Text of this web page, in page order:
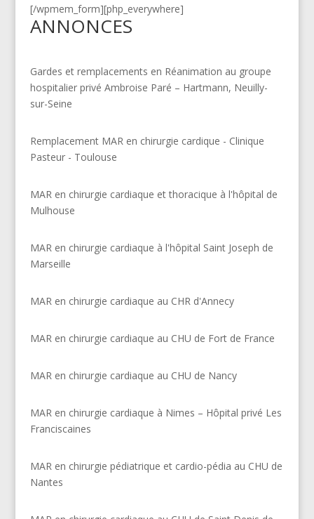
[/wpmem_form][php_everywhere]
ANNONCES
Gardes et remplacements en Réanimation au groupe
hospitalier privé Ambroise Paré – Hartmann, Neuilly-
sur-Seine
Remplacement MAR en chirurgie cardique - Clinique
Pasteur - Toulouse
MAR en chirurgie cardiaque et thoracique à l'hôpital de
Mulhouse
MAR en chirurgie cardiaque à l'hôpital Saint Joseph de
Marseille
MAR en chirurgie cardiaque au CHR d'Annecy
MAR en chirurgie cardiaque au CHU de Fort de France
MAR en chirurgie cardiaque au CHU de Nancy
MAR en chirurgie cardiaque à Nimes – Hôpital privé Les
Franciscaines
MAR en chirurgie pédiatrique et cardio-pédia au CHU de
Nantes